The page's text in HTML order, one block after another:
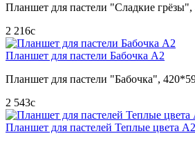
Планшет для пастели "Сладкие
2 216c
Планшет для пастели Бабочка А2
Планшет для пастели "Бабочка",
2 543c
Планшет для пастелей Теплые цвета А2